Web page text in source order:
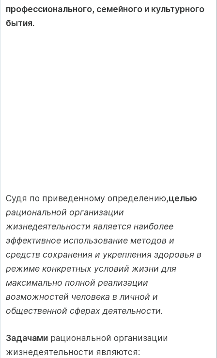
профессионального, семейного и культурного
бытия.
Судя по приведенному определению,целью
рациональной организации
жизнедеятельности является наиболее
эффективное использование методов и
средств сохранения и укрепления здоровья в
режиме конкретных условий жизни для
максимально полной реализации
возможностей человека в личной и
общественной сферах деятельности.
Задачами рациональной организации
жизнедеятельности являются: